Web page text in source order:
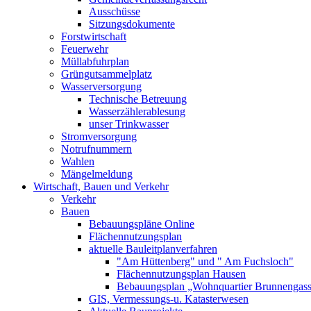
Ausschüsse
Sitzungsdokumente
Forstwirtschaft
Feuerwehr
Müllabfuhrplan
Grüngutsammelplatz
Wasserversorgung
Technische Betreuung
Wasserzählerablesung
unser Trinkwasser
Stromversorgung
Notrufnummern
Wahlen
Mängelmeldung
Wirtschaft, Bauen und Verkehr
Verkehr
Bauen
Bebauungspläne Online
Flächennutzungsplan
aktuelle Bauleitplanverfahren
"Am Hüttenberg" und " Am Fuchsloch"
Flächennutzungsplan Hausen
Bebauungsplan „Wohnquartier
GIS, Vermessungs-u. Katasterwesen